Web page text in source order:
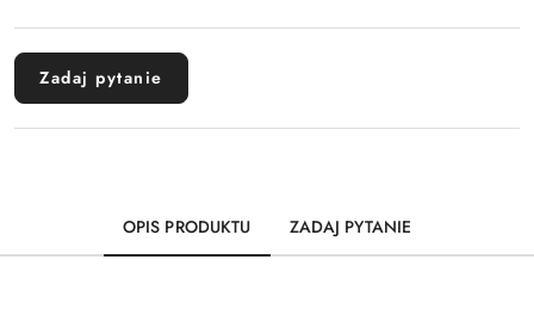
dostawa
Zadaj pytanie
OPIS PRODUKTU ZADAJ PYTANIE